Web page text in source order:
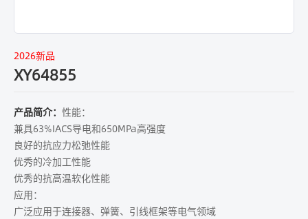
2026新品
XY64855
产品简介： 性能：
兼具63%IACS导电和650MPa高强度
良好的抗应力松弛性能
优秀的冷加工性能
优秀的抗高温软化性能
应用：
广泛应用于连接器、弹簧、引线框架等电气领域